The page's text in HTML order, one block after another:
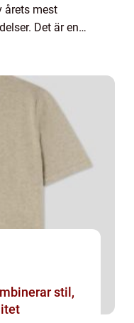
årets mest
Det är en
stil,